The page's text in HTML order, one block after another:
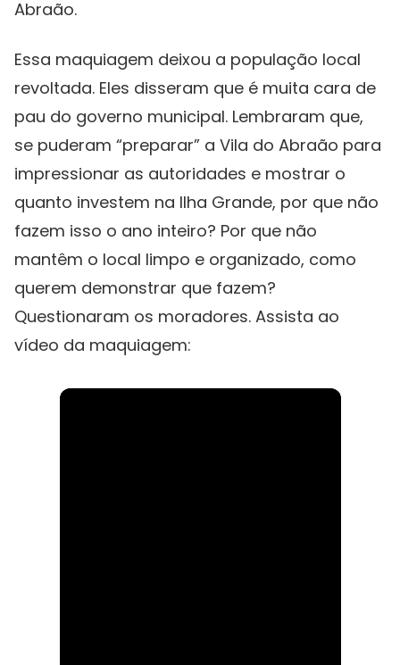
Abraão.
Essa maquiagem deixou a população local
revoltada. Eles disseram que é muita cara de
pau do governo municipal. Lembraram que,
se puderam “preparar” a Vila do Abraão para
impressionar as autoridades e mostrar o
quanto investem na Ilha Grande, por que não
fazem isso o ano inteiro? Por que não
mantêm o local limpo e organizado, como
querem demonstrar que fazem?
Questionaram os moradores. Assista ao
vídeo da maquiagem: